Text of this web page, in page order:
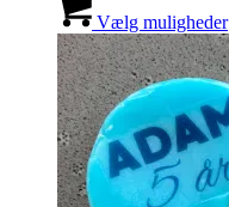
Vælg muligheder